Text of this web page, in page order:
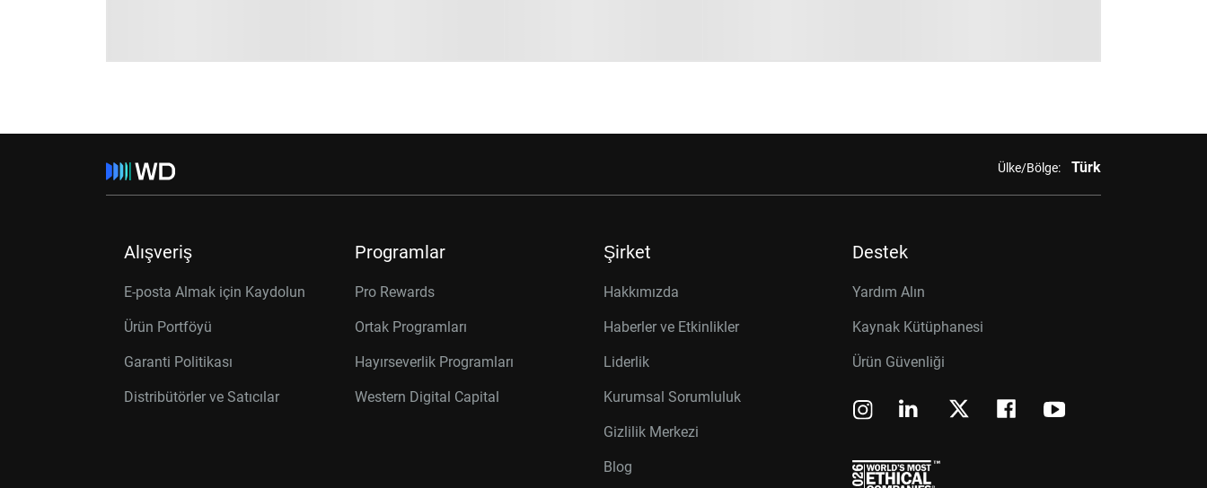
Ülke/Bölge: Türk
Alışveriş
E-posta Almak için Kaydolun
Ürün Portföyü
Garanti Politikası
Distribütörler ve Satıcılar
Programlar
Pro Rewards
Ortak Programları
Hayırseverlik Programları
Western Digital Capital
Şirket
Hakkımızda
Haberler ve Etkinlikler
Liderlik
Kurumsal Sorumluluk
Gizlilik Merkezi
Blog
Destek
Yardım Alın
Kaynak Kütüphanesi
Ürün Güvenliği